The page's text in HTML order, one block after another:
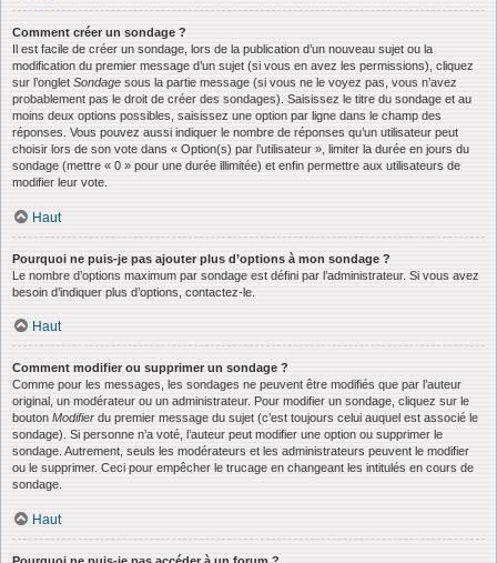
Comment créer un sondage ?
Il est facile de créer un sondage, lors de la publication d’un nouveau sujet ou la
modification du premier message d’un sujet (si vous en avez les permissions), cliquez
sur l’onglet Sondage sous la partie message (si vous ne le voyez pas, vous n’avez
probablement pas le droit de créer des sondages). Saisissez le titre du sondage et au
moins deux options possibles, saisissez une option par ligne dans le champ des
réponses. Vous pouvez aussi indiquer le nombre de réponses qu’un utilisateur peut
choisir lors de son vote dans « Option(s) par l’utilisateur », limiter la durée en jours du
sondage (mettre « 0 » pour une durée illimitée) et enfin permettre aux utilisateurs de
modifier leur vote.
Haut
Pourquoi ne puis-je pas ajouter plus d’options à mon sondage ?
Le nombre d’options maximum par sondage est défini par l’administrateur. Si vous avez
besoin d’indiquer plus d’options, contactez-le.
Haut
Comment modifier ou supprimer un sondage ?
Comme pour les messages, les sondages ne peuvent être modifiés que par l’auteur
original, un modérateur ou un administrateur. Pour modifier un sondage, cliquez sur le
bouton Modifier du premier message du sujet (c’est toujours celui auquel est associé le
sondage). Si personne n’a voté, l’auteur peut modifier une option ou supprimer le
sondage. Autrement, seuls les modérateurs et les administrateurs peuvent le modifier
ou le supprimer. Ceci pour empêcher le trucage en changeant les intitulés en cours de
sondage.
Haut
Pourquoi ne puis-je pas accéder à un forum ?